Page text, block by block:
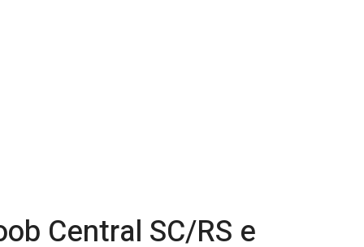
Central SC/RS e